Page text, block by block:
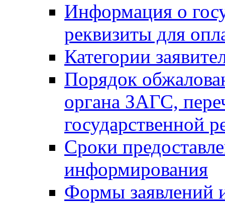
Информация о
реквизиты для
Категории
Порядок
органа ЗАГС,
государственной
Сроки
информирования
Формы заявлений